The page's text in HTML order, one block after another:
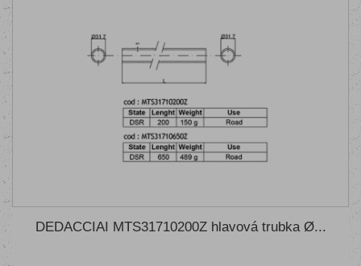
DEDACCIAI MTS31710200Z hlavová trubka Ø...